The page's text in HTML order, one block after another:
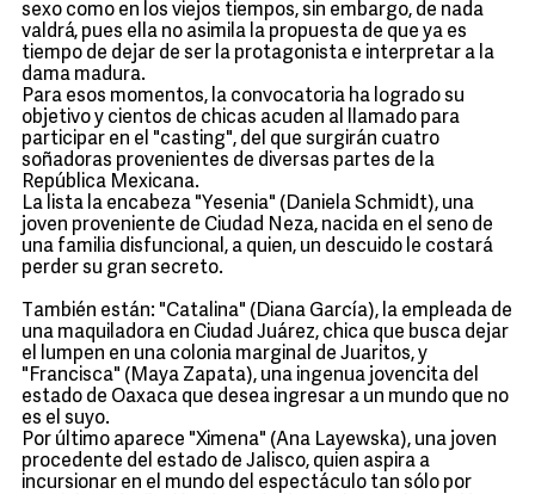
sexo como en los viejos tiempos, sin embargo, de nada
valdrá, pues ella no asimila la propuesta de que ya es
tiempo de dejar de ser la protagonista e interpretar a la
dama madura.
Para esos momentos, la convocatoria ha logrado su
objetivo y cientos de chicas acuden al llamado para
participar en el "casting", del que surgirán cuatro
soñadoras provenientes de diversas partes de la
República Mexicana.
La lista la encabeza "Yesenia" (Daniela Schmidt), una
joven proveniente de Ciudad Neza, nacida en el seno de
una familia disfuncional, a quien, un descuido le costará
perder su gran secreto.
También están: "Catalina" (Diana García), la empleada de
una maquiladora en Ciudad Juárez, chica que busca dejar
el lumpen en una colonia marginal de Juaritos, y
"Francisca" (Maya Zapata), una ingenua jovencita del
estado de Oaxaca que desea ingresar a un mundo que no
es el suyo.
Por último aparece "Ximena" (Ana Layewska), una joven
procedente del estado de Jalisco, quien aspira a
incursionar en el mundo del espectáculo tan sólo por